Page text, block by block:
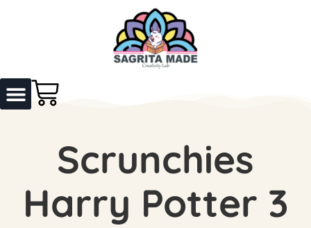
Scrunchies
Harry Potter 3